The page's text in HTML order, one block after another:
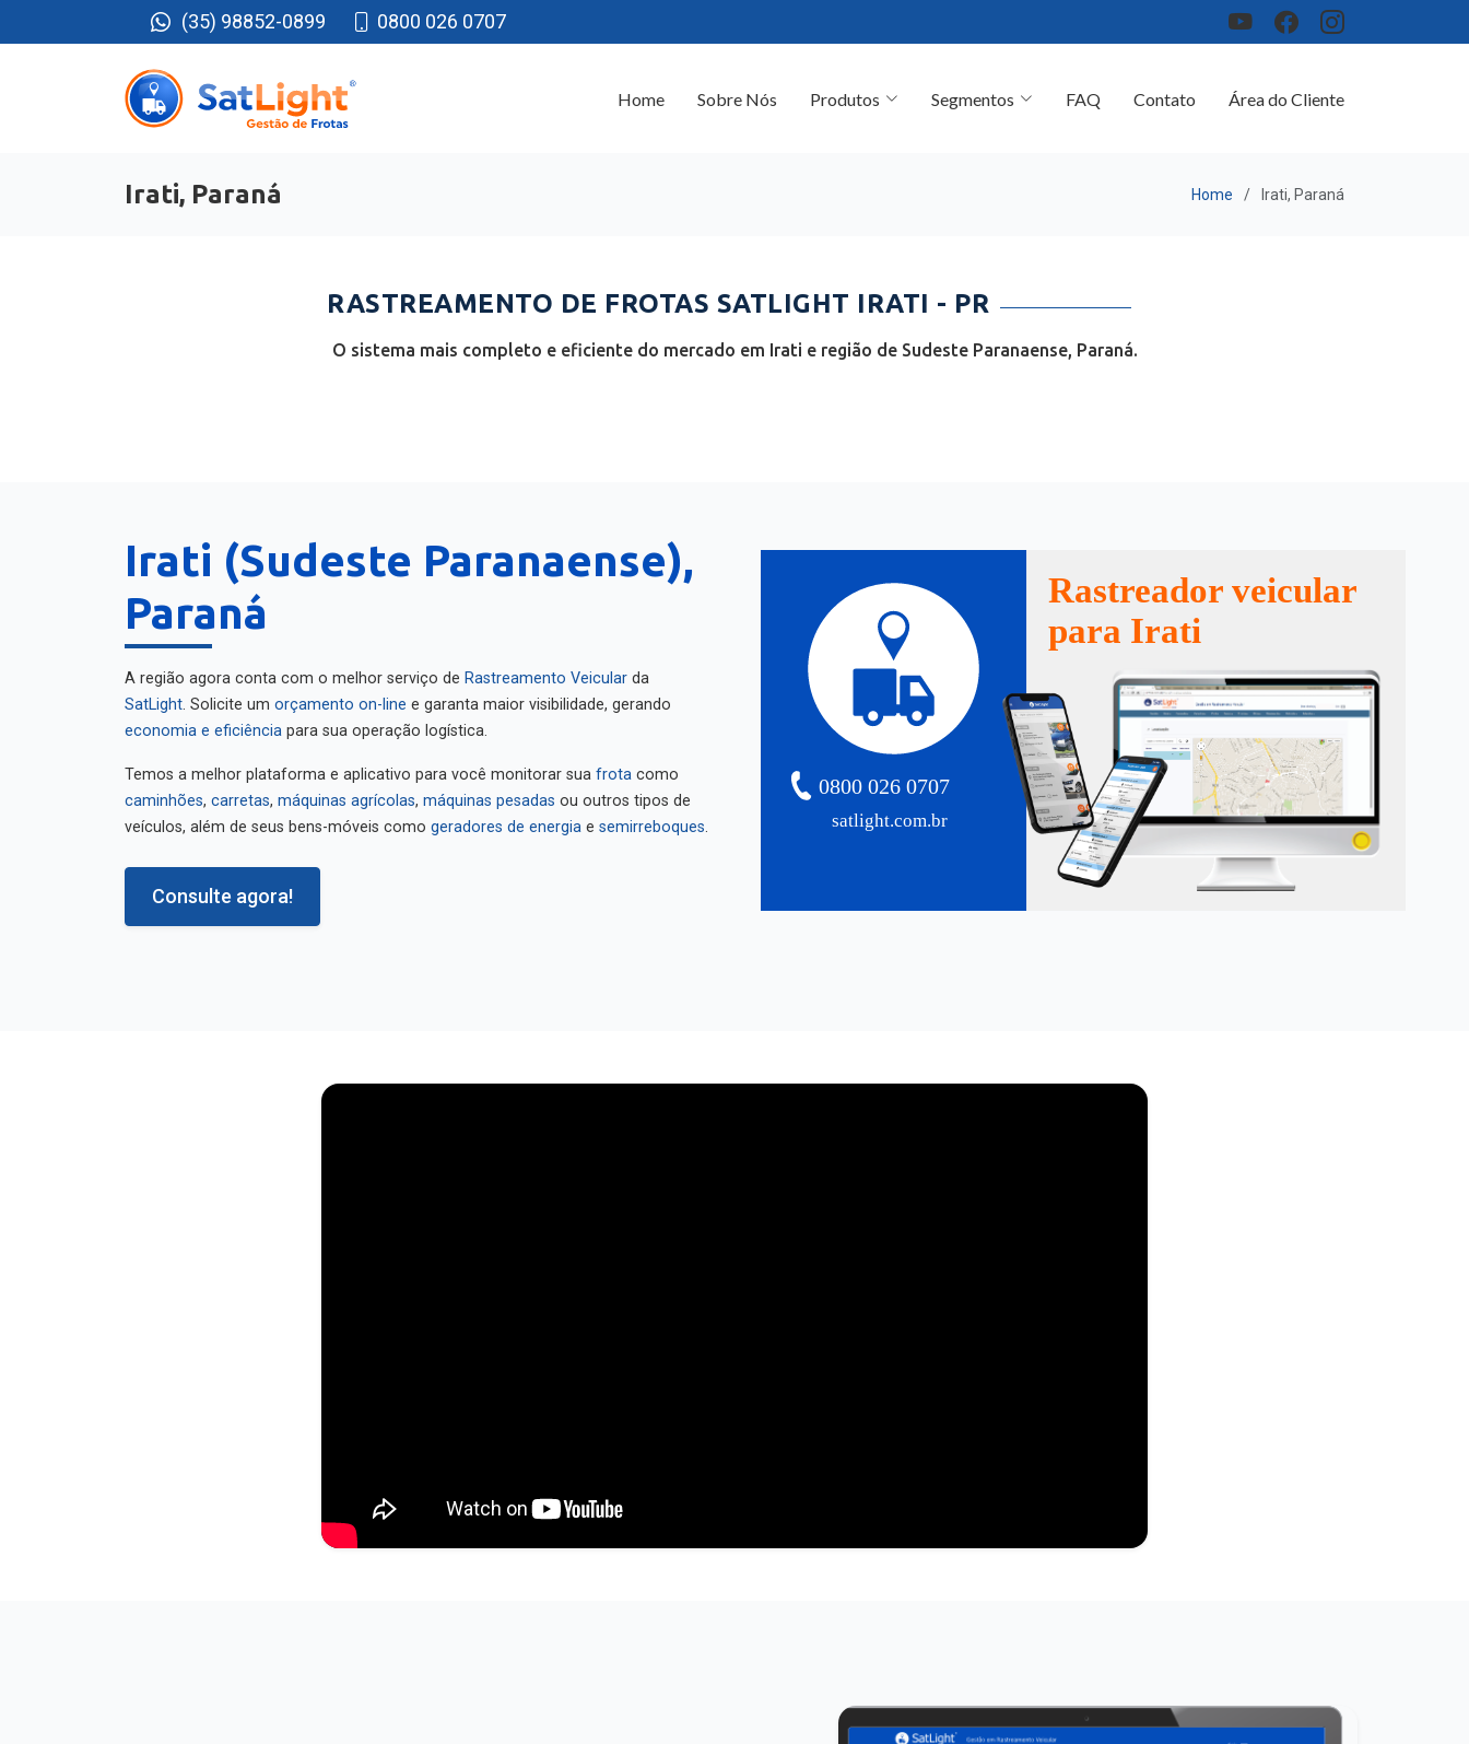
(35) 98852-0899 0800 026 0707
Home Sobre Nós Produtos Segmentos FAQ Contato Área do Cliente
Irati, Paraná Home Irati, Paraná
RASTREAMENTO DE FROTAS SATLIGHT IRATI - PR
O sistema mais completo e eficiente do mercado em Irati e região de Sudeste Paranaense, Paraná.
Irati (Sudeste Paranaense),
Paraná
A região agora conta com o melhor serviço de Rastreamento Veicular da
SatLight. Solicite um orçamento on-line e garanta maior visibilidade, gerando
economia e eficiência para sua operação logística.
Temos a melhor plataforma e aplicativo para você monitorar sua frota como
caminhões, carretas, máquinas agrícolas, máquinas pesadas ou outros tipos de
veículos, além de seus bens-móveis como geradores de energia e semirreboques.
Consulte agora!
satlight.com.br
0800 026 0707
Rastreador veicular
para Irati